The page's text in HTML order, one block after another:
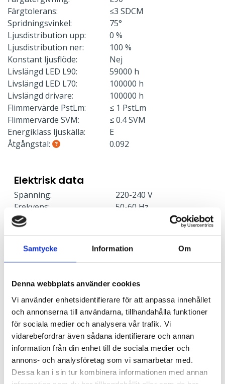
Samtycke Information Om
Denna webbplats använder cookies
Vi använder enhetsidentifierare för att anpassa innehållet
och annonserna till användarna, tillhandahålla funktioner
för sociala medier och analysera vår trafik. Vi
vidarebefordrar även sådana identifierare och annan
information från din enhet till de sociala medier och
annons- och analysföretag som vi samarbetar med.
Dessa kan i sin tur kombinera informationen med annan
Färgtolerans:
≤3 SDCM
Spridningsvinkel:
75°
Ljusdistribution upp:
0 %
Ljusdistribution ner:
100 %
Konstant ljusflöde:
Nej
Livslängd LED L90:
59000 h
Livslängd LED L70:
100000 h
Livslängd drivare:
100000 h
Flimmervärde PstLm:
≤ 1 PstLm
Flimmervärde SVM:
≤ 0.4 SVM
Energiklass ljuskälla:
E
Åtgångstal:
0.092
Elektrisk data
Spänning:
220-240 V
Frekvens:
50-60 Hz
Skyddsklass:
Stand by effekt:
Effekt:
12 W
Armaturer/C10A säkring:
30
Armaturer/B10A säkring:
Armaturer/B16A säkring:
Överspänningsskydd CM
kV/kA:
2
Överspänningsskydd DM
kV/kA:
1
Ljusstyrning